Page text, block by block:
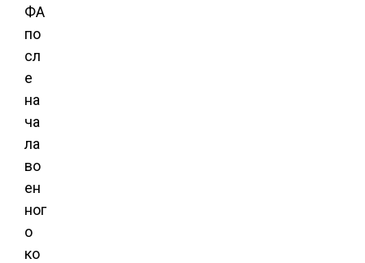
ФА
по
сл
е
на
ча
ла
во
ен
ног
о
ко